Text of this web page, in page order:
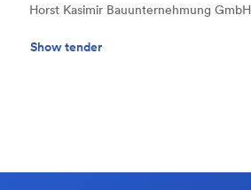
Horst Kasimir Bauunternehmung GmbH
Show tender